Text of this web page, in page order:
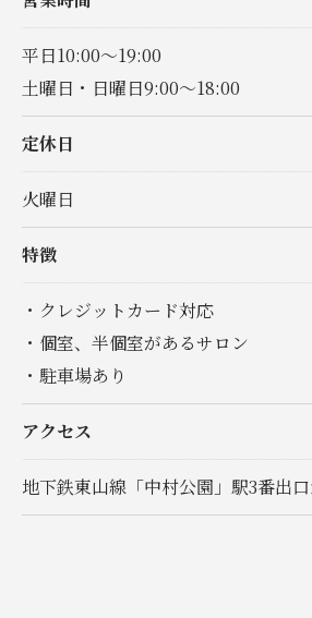
平日10:00～19:00
土曜日・日曜日9:00～18:00
定休日
火曜日
特徴
・クレジットカード対応
・個室、半個室があるサロン
・駐車場あり
アクセス
地下鉄東山線「中村公園」駅3番出